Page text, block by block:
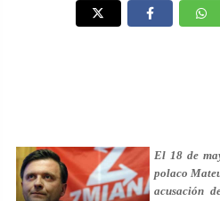
El 18 de
polaco
acusación